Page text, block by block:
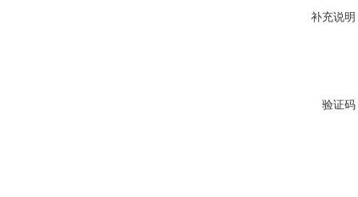
补充说明
验证码